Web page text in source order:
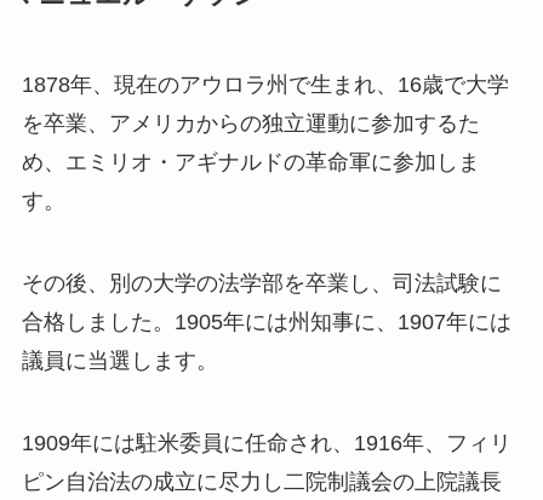
1878年、現在のアウロラ州で生まれ、16歳で大学
を卒業、アメリカからの独立運動に参加するた
め、エミリオ・アギナルドの革命軍に参加しま
す。
その後、別の大学の法学部を卒業し、司法試験に
合格しました。1905年には州知事に、1907年には
議員に当選します。
1909年には駐米委員に任命され、1916年、フィリ
ピン自治法の成立に尽力し二院制議会の上院議長